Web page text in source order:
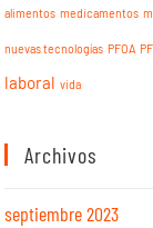
alimentos medicamentos
nuevas tecnologías PFOA
laboral vida
Archivos
septiembre 2023